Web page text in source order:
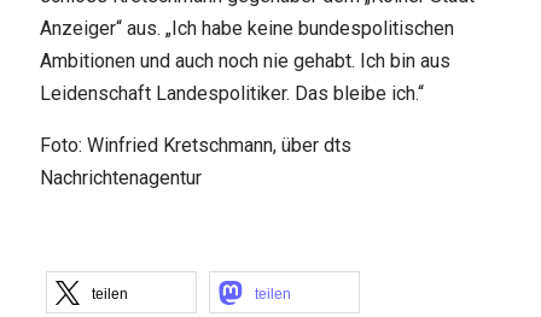
Anzeiger“ aus. „Ich habe keine bundespolitischen
Ambitionen und auch noch nie gehabt. Ich bin aus
Leidenschaft Landespolitiker. Das bleibe ich.“
Foto: Winfried Kretschmann, über dts
Nachrichtenagentur
teilen teilen